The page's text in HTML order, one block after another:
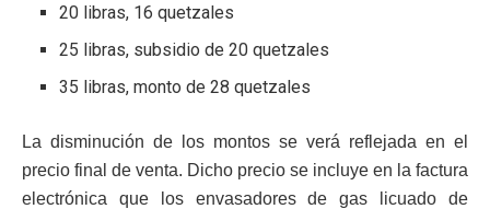
20 libras, 16 quetzales
25 libras, subsidio de 20 quetzales
35 libras, monto de 28 quetzales
La disminución de los montos se verá reflejada en el
precio final de venta. Dicho precio se incluye en la factura
electrónica que los envasadores de gas licuado de